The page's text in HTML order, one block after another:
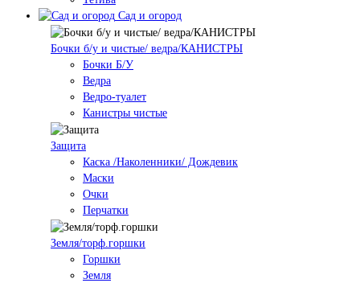
Сад и огород
Бочки б/у и чистые/ ведра/КАНИСТРЫ
Бочки Б/У
Ведра
Ведро-туалет
Канистры чистые
Защита
Каска /Наколенники/ Дождевик
Маски
Очки
Перчатки
Земля/торф.горшки
Горшки
Земля